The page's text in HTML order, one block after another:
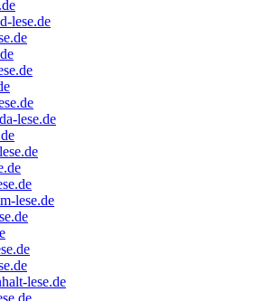
lese.de
lese.de
lese.de
lese.de